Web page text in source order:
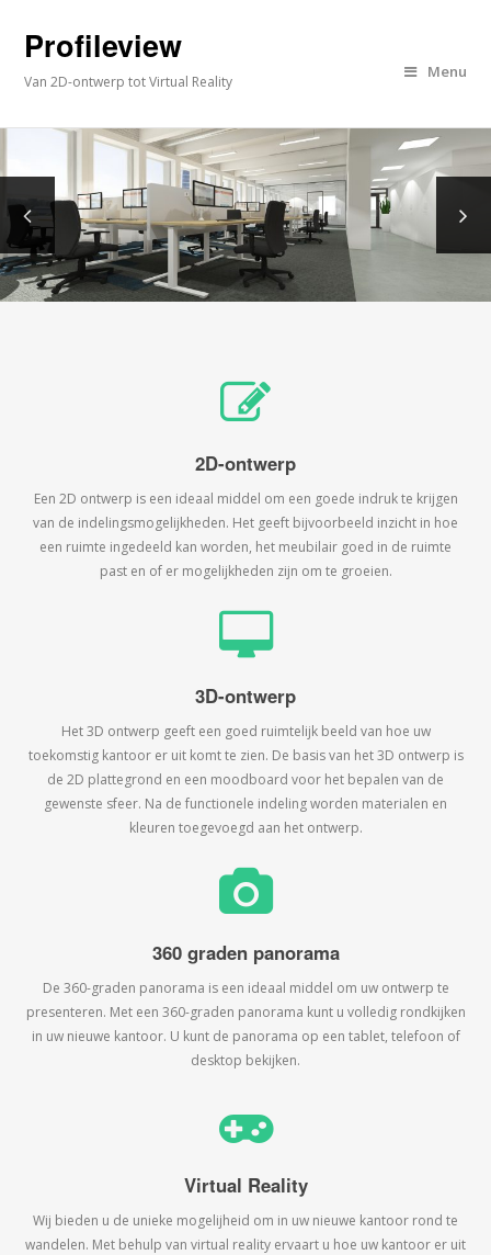
Profileview
Van 2D-ontwerp tot Virtual Reality
Menu
2D-ontwerp
Een 2D ontwerp is een ideaal middel om een goede indruk te krijgen
van de indelingsmogelijkheden. Het geeft bijvoorbeeld inzicht in hoe
een ruimte ingedeeld kan worden, het meubilair goed in de ruimte
past en of er mogelijkheden zijn om te groeien.
3D-ontwerp
Het 3D ontwerp geeft een goed ruimtelijk beeld van hoe uw
toekomstig kantoor er uit komt te zien. De basis van het 3D ontwerp is
de 2D plattegrond en een moodboard voor het bepalen van de
gewenste sfeer. Na de functionele indeling worden materialen en
kleuren toegevoegd aan het ontwerp.
360 graden panorama
De 360-graden panorama is een ideaal middel om uw ontwerp te
presenteren. Met een 360-graden panorama kunt u volledig rondkijken
in uw nieuwe kantoor. U kunt de panorama op een tablet, telefoon of
desktop bekijken.
Virtual Reality
Wij bieden u de unieke mogelijheid om in uw nieuwe kantoor rond te
wandelen. Met behulp van virtual reality ervaart u hoe uw kantoor er uit